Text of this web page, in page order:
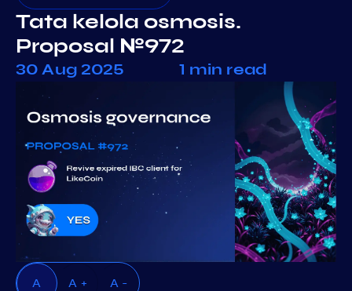
Tata kelola osmosis.
Proposal №972
30 Aug 2025 1 min read
A A + A -